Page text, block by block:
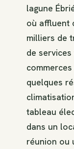
lagune
où affluent
milliers de
de
quelques
tableau
dans un
réunion ou